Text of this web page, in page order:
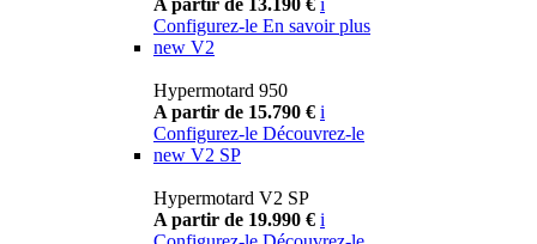
Configurez-le En savoir plus
new V2
Hypermotard 950
A partir de 15.790 € i
Configurez-le Découvrez-le
new V2 SP
Hypermotard V2 SP
A partir de 19.990 € i